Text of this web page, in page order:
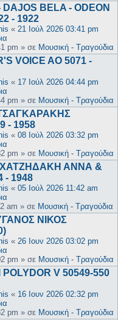
BELA - ODEON
- 1922
« 21 Ιούλ 2026 03:41 pm
pm » σε Μουσική - Τραγούδια
VOICE AO 5071 -
« 17 Ιούλ 2026 04:44 pm
pm » σε Μουσική - Τραγούδια
- 1958
« 08 Ιούλ 2026 03:32 pm
pm » σε Μουσική - Τραγούδια
ΑΝΝΑ &
- 1948
« 05 Ιούλ 2026 11:42 am
am » σε Μουσική - Τραγούδια
ΝΙΚΟΣ
« 26 Ιουν 2026 03:02 pm
pm » σε Μουσική - Τραγούδια
V 50549-550
« 16 Ιουν 2026 02:32 pm
pm » σε Μουσική - Τραγούδια